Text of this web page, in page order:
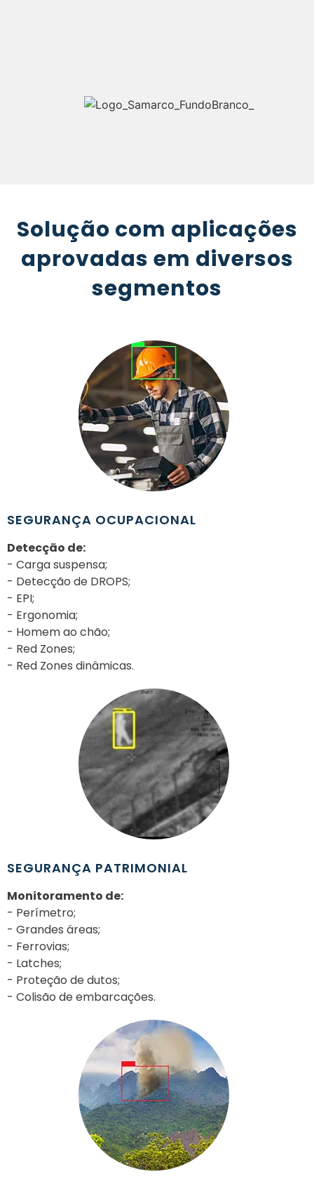
Solução com aplicações
aprovadas em diversos
segmentos
SEGURANÇA OCUPACIONAL
Detecção de:
- Carga suspensa;
- Detecção de DROPS;
- EPI;
- Ergonomia;
- Homem ao chão;
- Red Zones;
- Red Zones dinâmicas.
SEGURANÇA PATRIMONIAL
Monitoramento de:
- Perímetro;
- Grandes áreas;
- Ferrovias;
- Latches;
- Proteção de dutos;
- Colisão de embarcações.